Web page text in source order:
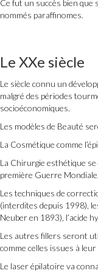
Ce fut un succès bien que
nommés paraffinomes.
Le XXe siècle
Le siècle connu un
malgré des périodes
socioéconomiques.
Les modèles de Beauté
La Cosmétique comme
La Chirurgie esthétique
première Guerre Mondiale.
Les techniques de
(interdites depuis 1998),
Neuber en 1893), l’acide
Les autres fillers seront
comme celles issues à
Le laser épilatoire va